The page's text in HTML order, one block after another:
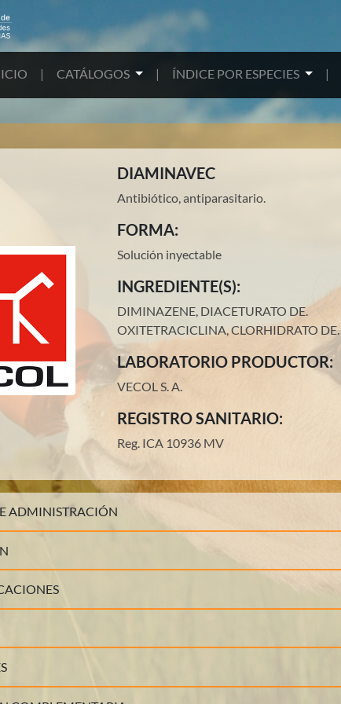
| CATÁLOGOS | ÍNDICE POR ESPECIES |
DIAMINAVEC
Antibiótico, antiparasitario.
FORMA:
Solución inyectable
INGREDIENTE(S):
DIMINAZENE, DIACETURATO DE.
OXITETRACICLINA, CLORHIDRATO DE.
LABORATORIO PRODUCTOR:
VECOL S. A.
REGISTRO SANITARIO:
Reg. ICA 10936 MV
ADMINISTRACIÓN